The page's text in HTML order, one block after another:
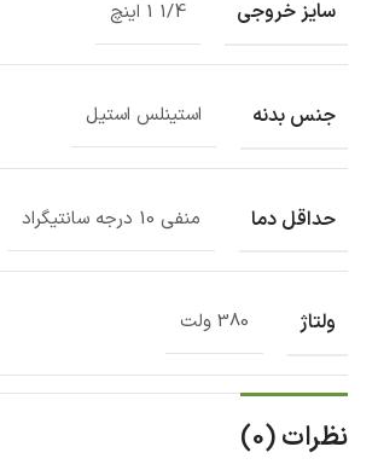
سایز خروجی 1/4 1 اینچ
جنس بدنه استینلس استیل
حداقل دما منفی 10 درجه سانتیگراد
ولتاژ 380 ولت
نظرات (0)